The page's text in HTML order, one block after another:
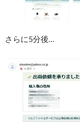
さらに5分後…